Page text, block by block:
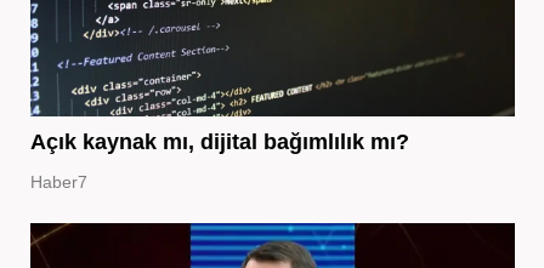
Açık kaynak mı, dijital bağımlılık mı?
Haber7